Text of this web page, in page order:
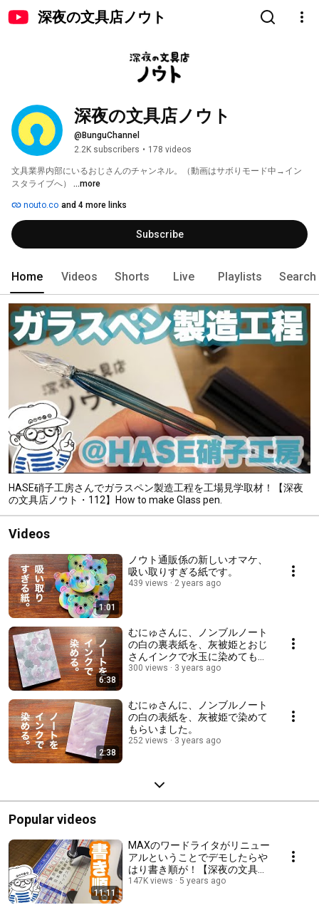
深夜の文具店ノウト
深夜の文具店ノウト
@BunguChannel
2.2K subscribers • 178 videos
文具業界内部にいるおじさんのチャンネル。（動画はサボりモード中→イン
スタライブへ） ...more
nouto.co and 4 more links
Subscribe
Home Videos Shorts Live Playlists Search
HASE硝子工房さんでガラスペン製造工程を工場見学取材！【深夜
の文具店ノウト・112】How to make Glass pen.
Videos
1:01
ノウト通販係の新しいオマケ、
吸い取りすぎる紙です。
439 views 2 years ago
6:38
むにゅさんに、ノンブルノート
の白の裏表紙を、灰被姫とおじ
さんインクで水玉に染めてもら
いました。
300 views 3 years ago
2:38
むにゅさんに、ノンブルノート
の白の表紙を、灰被姫で染めて
もらいました。
252 views 3 years ago
Popular videos
11:11
MAXのワードライタがリニュー
アルということでデモしたらや
はり書き順が！【深夜の文具店
ノウト・115】
147K views 5 years ago